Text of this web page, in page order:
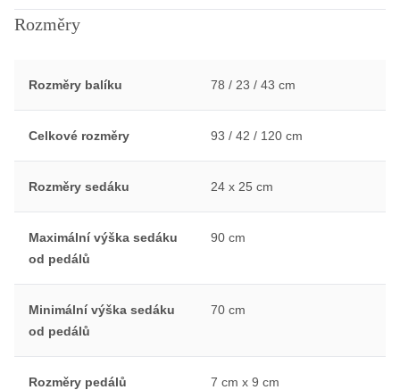
Rozměry
Rozměry balíku 78 / 23 / 43 cm
Celkové rozměry 93 / 42 / 120 cm
Rozměry sedáku 24 x 25 cm
Maximální výška sedáku
od pedálů
90 cm
Minimální výška sedáku
od pedálů
70 cm
Rozměry pedálů 7 cm x 9 cm